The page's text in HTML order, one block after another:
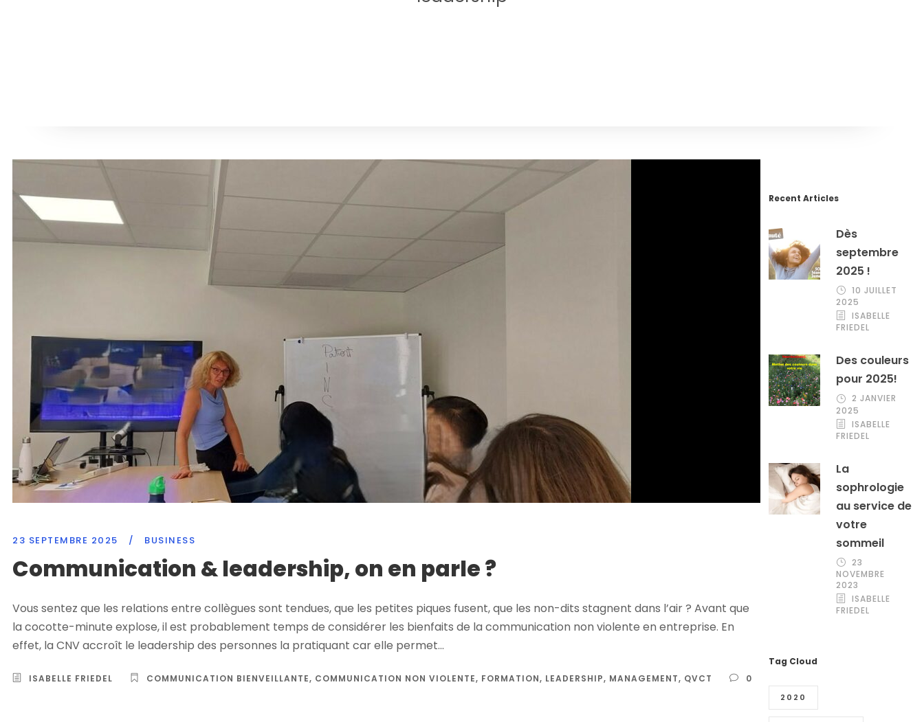
23 SEPTEMBRE 2025 / BUSINESS
Communication & leadership, on en parle ?
Vous sentez que les relations entre collègues sont tendues, que les petites piques fusent, que les non-dits stagnent dans l’air ? Avant que
la cocotte-minute explose, il est probablement temps de considérer les bienfaits de la communication non violente en entreprise. En
effet, la CNV accroît le leadership des personnes la pratiquant car elle permet...
ISABELLE FRIEDEL COMMUNICATION BIENVEILLANTE, COMMUNICATION NON VIOLENTE, FORMATION, LEADERSHIP, MANAGEMENT, QVCT 0
Recent Articles
Dès
septembre
2025 !
10 JUILLET
2025
ISABELLE
FRIEDEL
Des couleurs
pour 2025!
2 JANVIER
2025
ISABELLE
FRIEDEL
La
sophrologie
au service de
votre
sommeil
23
NOVEMBRE
2023
ISABELLE
FRIEDEL
Tag Cloud
2020